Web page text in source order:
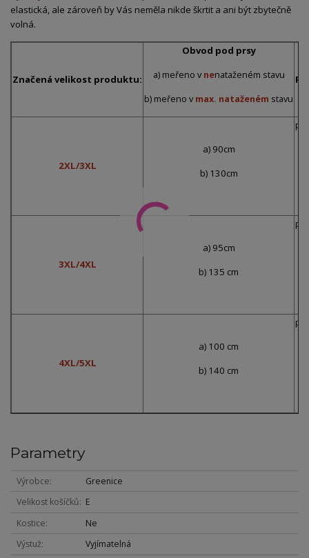
elastická, ale zároveň by Vás neměla nikde škrtit a ani být zbytečně
volná.
Značená velikost produktu:
Obvod pod prsy
a) meřeno v nenataženém stavu
b) meřeno v max. nataženém stavu
2XL/3XL
a) 90cm
b) 130cm
3XL/4XL
a) 95cm
b) 135 cm
4XL/5XL
a) 100 cm
b) 140 cm
Parametry
Výrobce
Greenice
Velikost košíčků
E
Kostice
Ne
Výstuž
Vyjímatelná